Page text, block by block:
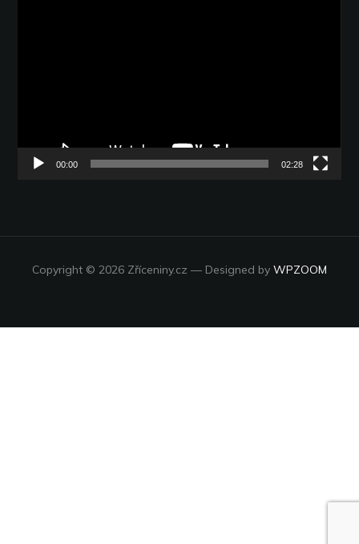
00:00 02:28
Copyright © 2026 Zříceniny.cz — Designed by WPZOOM